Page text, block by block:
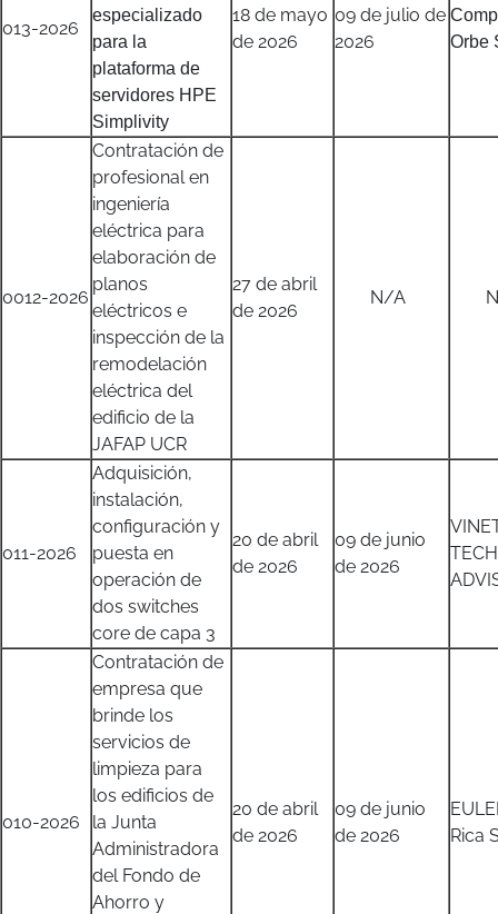
013-2026
especializado
para la
plataforma de
servidores HPE
Simplivity
18 de mayo
de 2026
09 de julio de
2026
Orbe
0012-2026
Contratación de
profesional en
ingeniería
eléctrica para
elaboración de
planos
eléctricos e
inspección de la
remodelación
eléctrica del
edificio de la
JAFAP UCR
27 de abril
de 2026
N/A
011-2026
Adquisición,
instalación,
configuración y
puesta en
operación de
dos switches
core de capa 3
20 de abril
de 2026
09 de junio
de 2026
010-2026
Contratación de
empresa que
brinde los
servicios de
limpieza para
los edificios de
la Junta
Administradora
del Fondo de
Ahorro y
20 de abril
de 2026
09 de junio
de 2026
Rica